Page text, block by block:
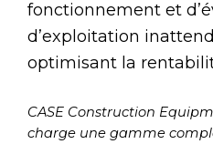
fonctionnement et
d’exploitation
optimisant la
CASE Construction
charge une gamme